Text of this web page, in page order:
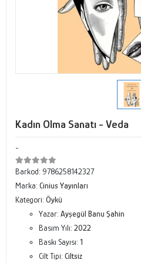
Kadın Olma Sanatı - Veda
-
Barkod: 9786258142327
Marka: Cinius Yayınları
Kategori: Öykü
Yazar: Ayşegül Banu Şahin
Basım Yılı: 2022
Baskı Sayısı: 1
Cilt Tipi: Ciltsiz